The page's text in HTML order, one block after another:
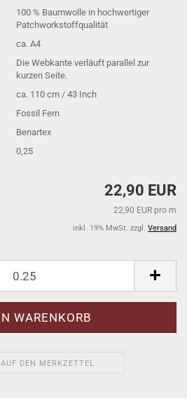
100 % Baumwolle in hochwertiger
Patchworkstoffqualität
ca. A4
Die Webkante verläuft parallel zur
kurzen Seite.
ca. 110 cm / 43 Inch
Fossil Fern
Benartex
0,25
22,90 EUR
22,90 EUR pro m
inkl. 19% MwSt. zzgl. Versand
AUF DEN MERKZETTEL